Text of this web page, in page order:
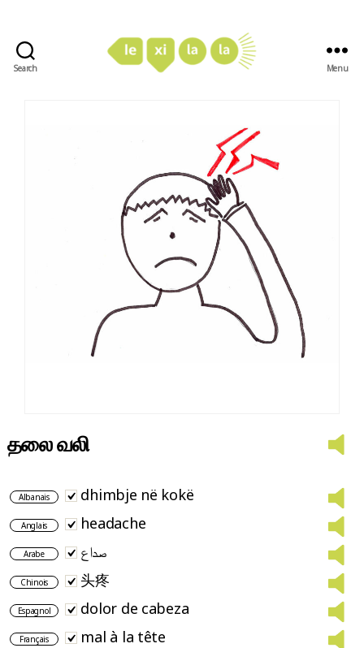
Search Menu
தலை வலி
Albanais dhimbje në kokë
Anglais headache
Arabe صداع
Chinois 头疼
Espagnol dolor de cabeza
Français mal à la tête